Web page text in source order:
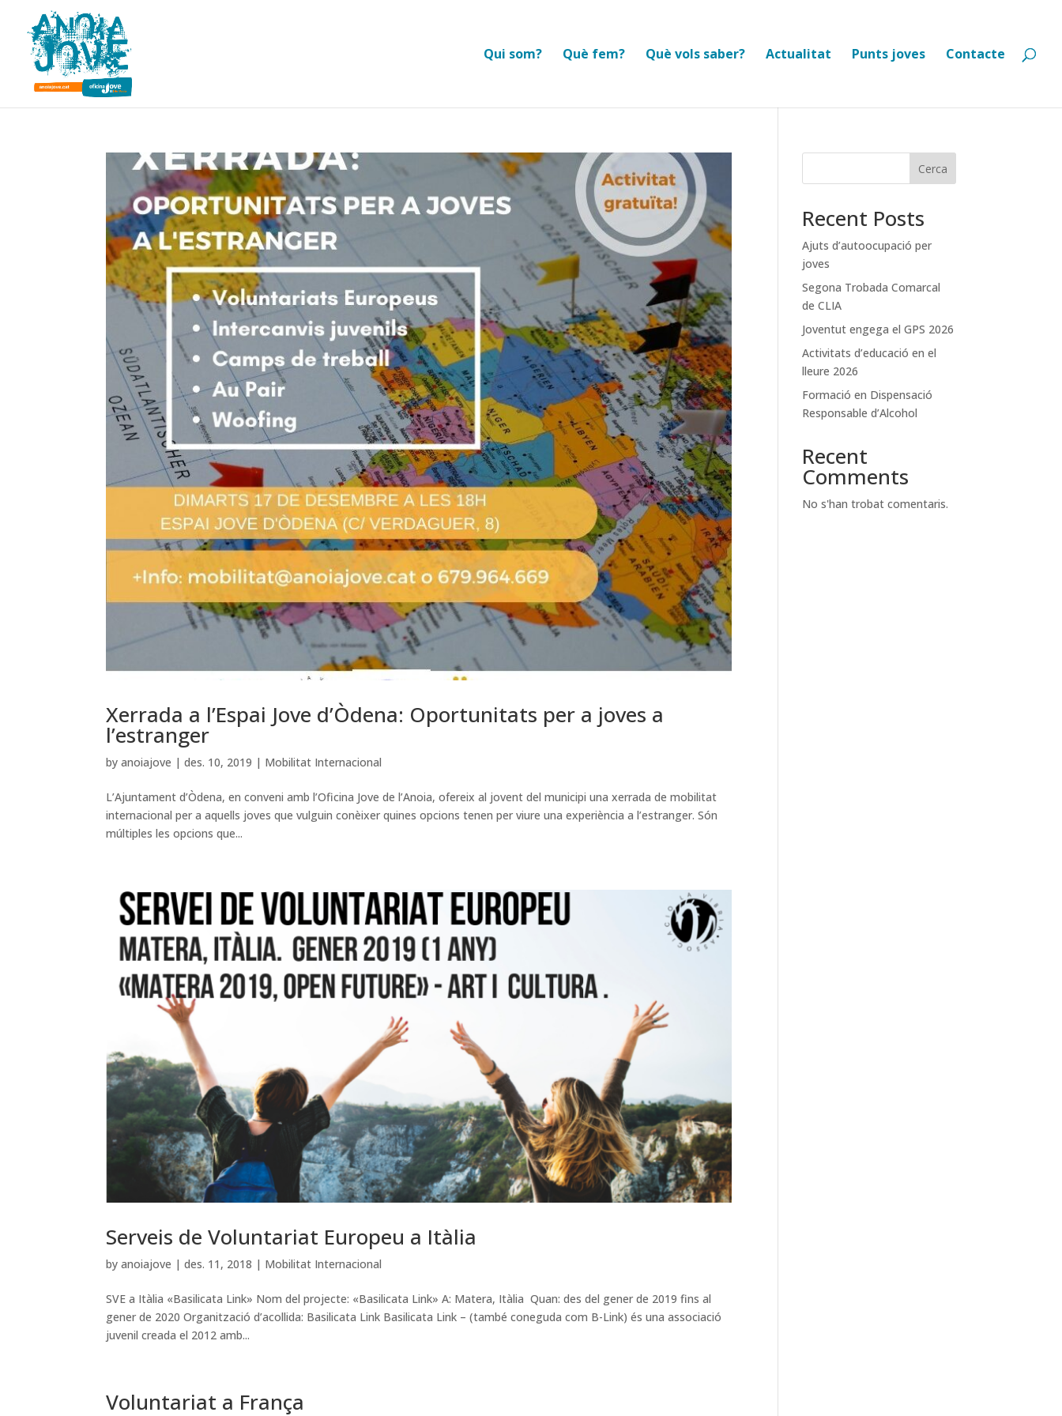
Qui som? Què fem? Què vols saber? Actualitat Punts joves Contacte
Xerrada a l’Espai Jove d’Òdena: Oportunitats per a joves a
l’estranger
byanoiajove |des. 10, 2019 | Mobilitat Internacional
L’Ajuntament d’Òdena, en conveni amb l’Oficina Jove de l’Anoia, ofereix al jovent del municipi una xerrada de mobilitat
internacional per a aquells joves que vulguin conèixer quines opcions tenen per viure una experiència a l’estranger. Són
múltiples les opcions que...
Serveis de Voluntariat Europeu a Itàlia
byanoiajove |des. 11, 2018 | Mobilitat Internacional
SVE a Itàlia «Basilicata Link» Nom del projecte: «Basilicata Link» A: Matera, Itàlia Quan: des del gener de 2019 fins al
gener de 2020 Organització d’acollida: Basilicata Link Basilicata Link – (també coneguda com B-Link) és una associació
juvenil creada el 2012 amb...
Voluntariat a França
Cerca
Recent Posts
Ajuts d’autoocupació per
joves
Segona Trobada Comarcal
de CLIA
Joventut engega el GPS 2026
Activitats d’educació en el
lleure 2026
Formació en Dispensació
Responsable d’Alcohol
Recent
Comments
No s'han trobat comentaris.